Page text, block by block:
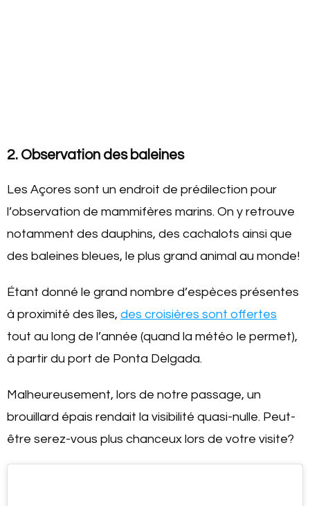
2. Observation des baleines
Les Açores sont un endroit de prédilection pour
l’observation de mammifères marins. On y retrouve
notamment des dauphins, des cachalots ainsi que
des baleines bleues, le plus grand animal au monde!
Étant donné le grand nombre d’espèces présentes
à proximité des îles, des croisières sont offertes
tout au long de l’année (quand la météo le permet),
à partir du port de Ponta Delgada.
Malheureusement, lors de notre passage, un
brouillard épais rendait la visibilité quasi-nulle. Peut-
être serez-vous plus chanceux lors de votre visite?